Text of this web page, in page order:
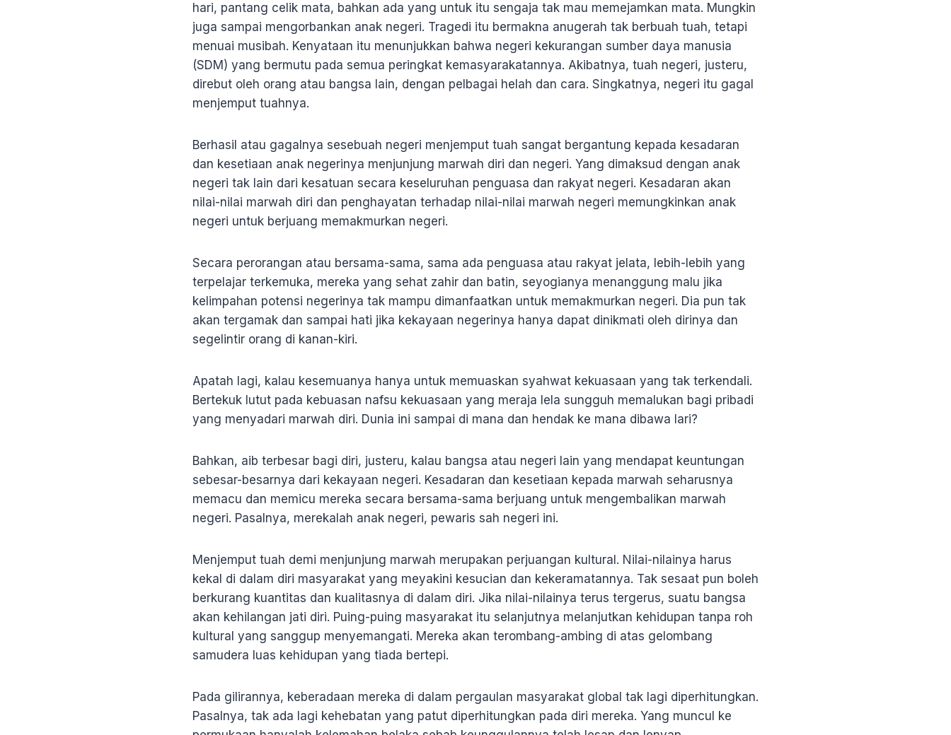
hari, pantang celik mata, bahkan ada yang untuk itu sengaja tak mau memejamkan mata. Mungkin
juga sampai mengorbankan anak negeri. Tragedi itu bermakna anugerah tak berbuah tuah, tetapi
menuai musibah. Kenyataan itu menunjukkan bahwa negeri kekurangan sumber daya manusia
(SDM) yang bermutu pada semua peringkat kemasyarakatannya. Akibatnya, tuah negeri, justeru,
direbut oleh orang atau bangsa lain, dengan pelbagai helah dan cara. Singkatnya, negeri itu gagal
menjemput tuahnya.
Berhasil atau gagalnya sesebuah negeri menjemput tuah sangat bergantung kepada kesadaran
dan kesetiaan anak negerinya menjunjung marwah diri dan negeri. Yang dimaksud dengan anak
negeri tak lain dari kesatuan secara keseluruhan penguasa dan rakyat negeri. Kesadaran akan
nilai-nilai marwah diri dan penghayatan terhadap nilai-nilai marwah negeri memungkinkan anak
negeri untuk berjuang memakmurkan negeri.
Secara perorangan atau bersama-sama, sama ada penguasa atau rakyat jelata, lebih-lebih yang
terpelajar terkemuka, mereka yang sehat zahir dan batin, seyogianya menanggung malu jika
kelimpahan potensi negerinya tak mampu dimanfaatkan untuk memakmurkan negeri. Dia pun tak
akan tergamak dan sampai hati jika kekayaan negerinya hanya dapat dinikmati oleh dirinya dan
segelintir orang di kanan-kiri.
Apatah lagi, kalau kesemuanya hanya untuk memuaskan syahwat kekuasaan yang tak terkendali.
Bertekuk lutut pada kebuasan nafsu kekuasaan yang meraja lela sungguh memalukan bagi pribadi
yang menyadari marwah diri. Dunia ini sampai di mana dan hendak ke mana dibawa lari?
Bahkan, aib terbesar bagi diri, justeru, kalau bangsa atau negeri lain yang mendapat keuntungan
sebesar-besarnya dari kekayaan negeri. Kesadaran dan kesetiaan kepada marwah seharusnya
memacu dan memicu mereka secara bersama-sama berjuang untuk mengembalikan marwah
negeri. Pasalnya, merekalah anak negeri, pewaris sah negeri ini.
Menjemput tuah demi menjunjung marwah merupakan perjuangan kultural. Nilai-nilainya harus
kekal di dalam diri masyarakat yang meyakini kesucian dan kekeramatannya. Tak sesaat pun boleh
berkurang kuantitas dan kualitasnya di dalam diri. Jika nilai-nilainya terus tergerus, suatu bangsa
akan kehilangan jati diri. Puing-puing masyarakat itu selanjutnya melanjutkan kehidupan tanpa roh
kultural yang sanggup menyemangati. Mereka akan terombang-ambing di atas gelombang
samudera luas kehidupan yang tiada bertepi.
Pada gilirannya, keberadaan mereka di dalam pergaulan masyarakat global tak lagi diperhitungkan.
Pasalnya, tak ada lagi kehebatan yang patut diperhitungkan pada diri mereka. Yang muncul ke